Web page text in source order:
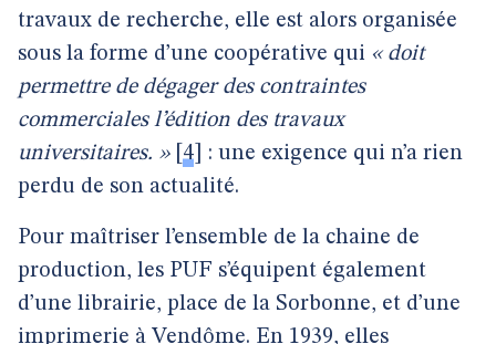
travaux de recherche, elle est alors organisée
sous la forme d’une coopérative qui « doit
permettre de dégager des contraintes
commerciales l’édition des travaux
universitaires. »[ 4
: une exigence qui n’a rien
perdu de son actualité.
Pour maîtriser l’ensemble de la chaine de
production, les PUF s’équipent également
d’une librairie, place de la Sorbonne, et d’une
imprimerie à Vendôme. En 1939, elles